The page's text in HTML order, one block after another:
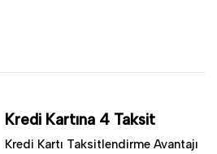
Kredi Kartına 4 Taksit
Kredi Kartı Taksitlendirme Avantajı